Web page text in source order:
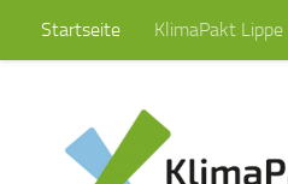
Zum Inhalt springen
Startseite KlimaPakt Lippe